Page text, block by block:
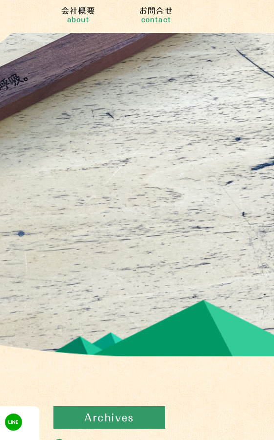
会社概要
about
お問合せ
contact
Archives